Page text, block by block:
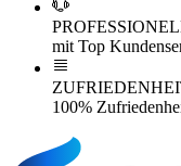
mit Top
100%